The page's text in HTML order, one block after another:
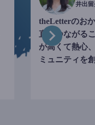
井出
theLetterのお
直接つながる
が高くて熱心
ミュニティを